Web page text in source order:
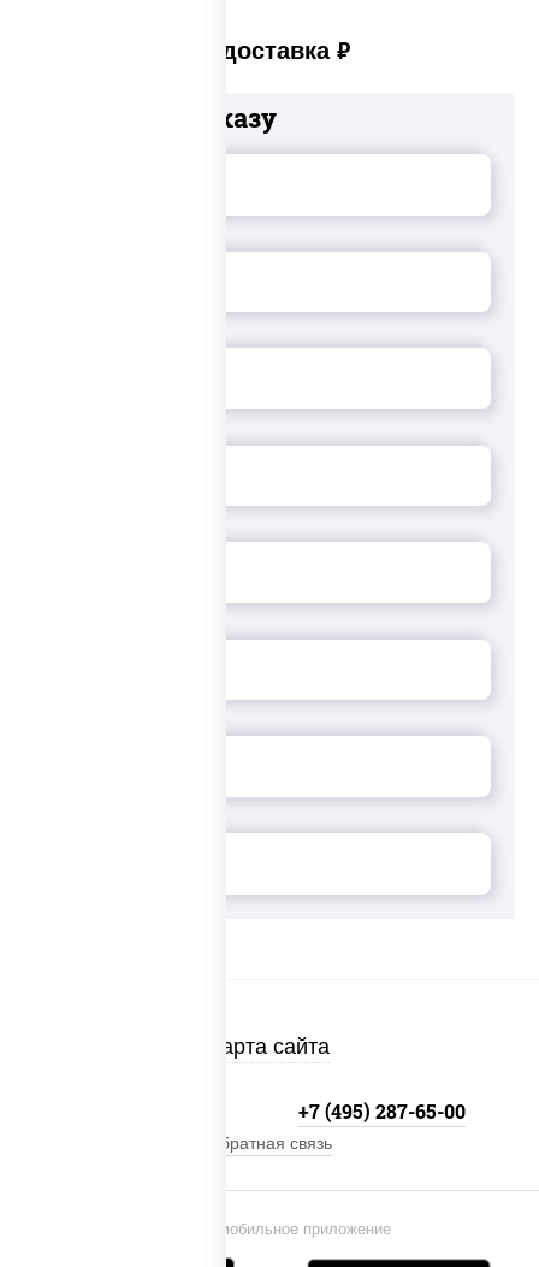
Платная доставка руб
Добавьте к заказу
Карта сайта
Установи мобильное приложение
+7 (495) 287-65-00
Обратная связь